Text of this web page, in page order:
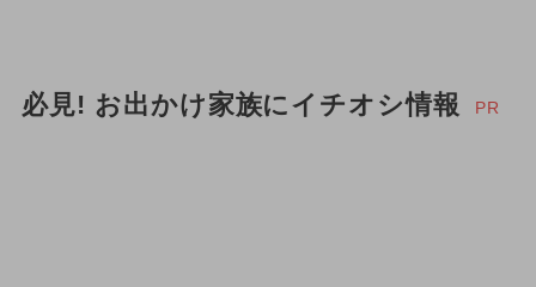
必見! お出かけ家族にイチオシ情報 PR